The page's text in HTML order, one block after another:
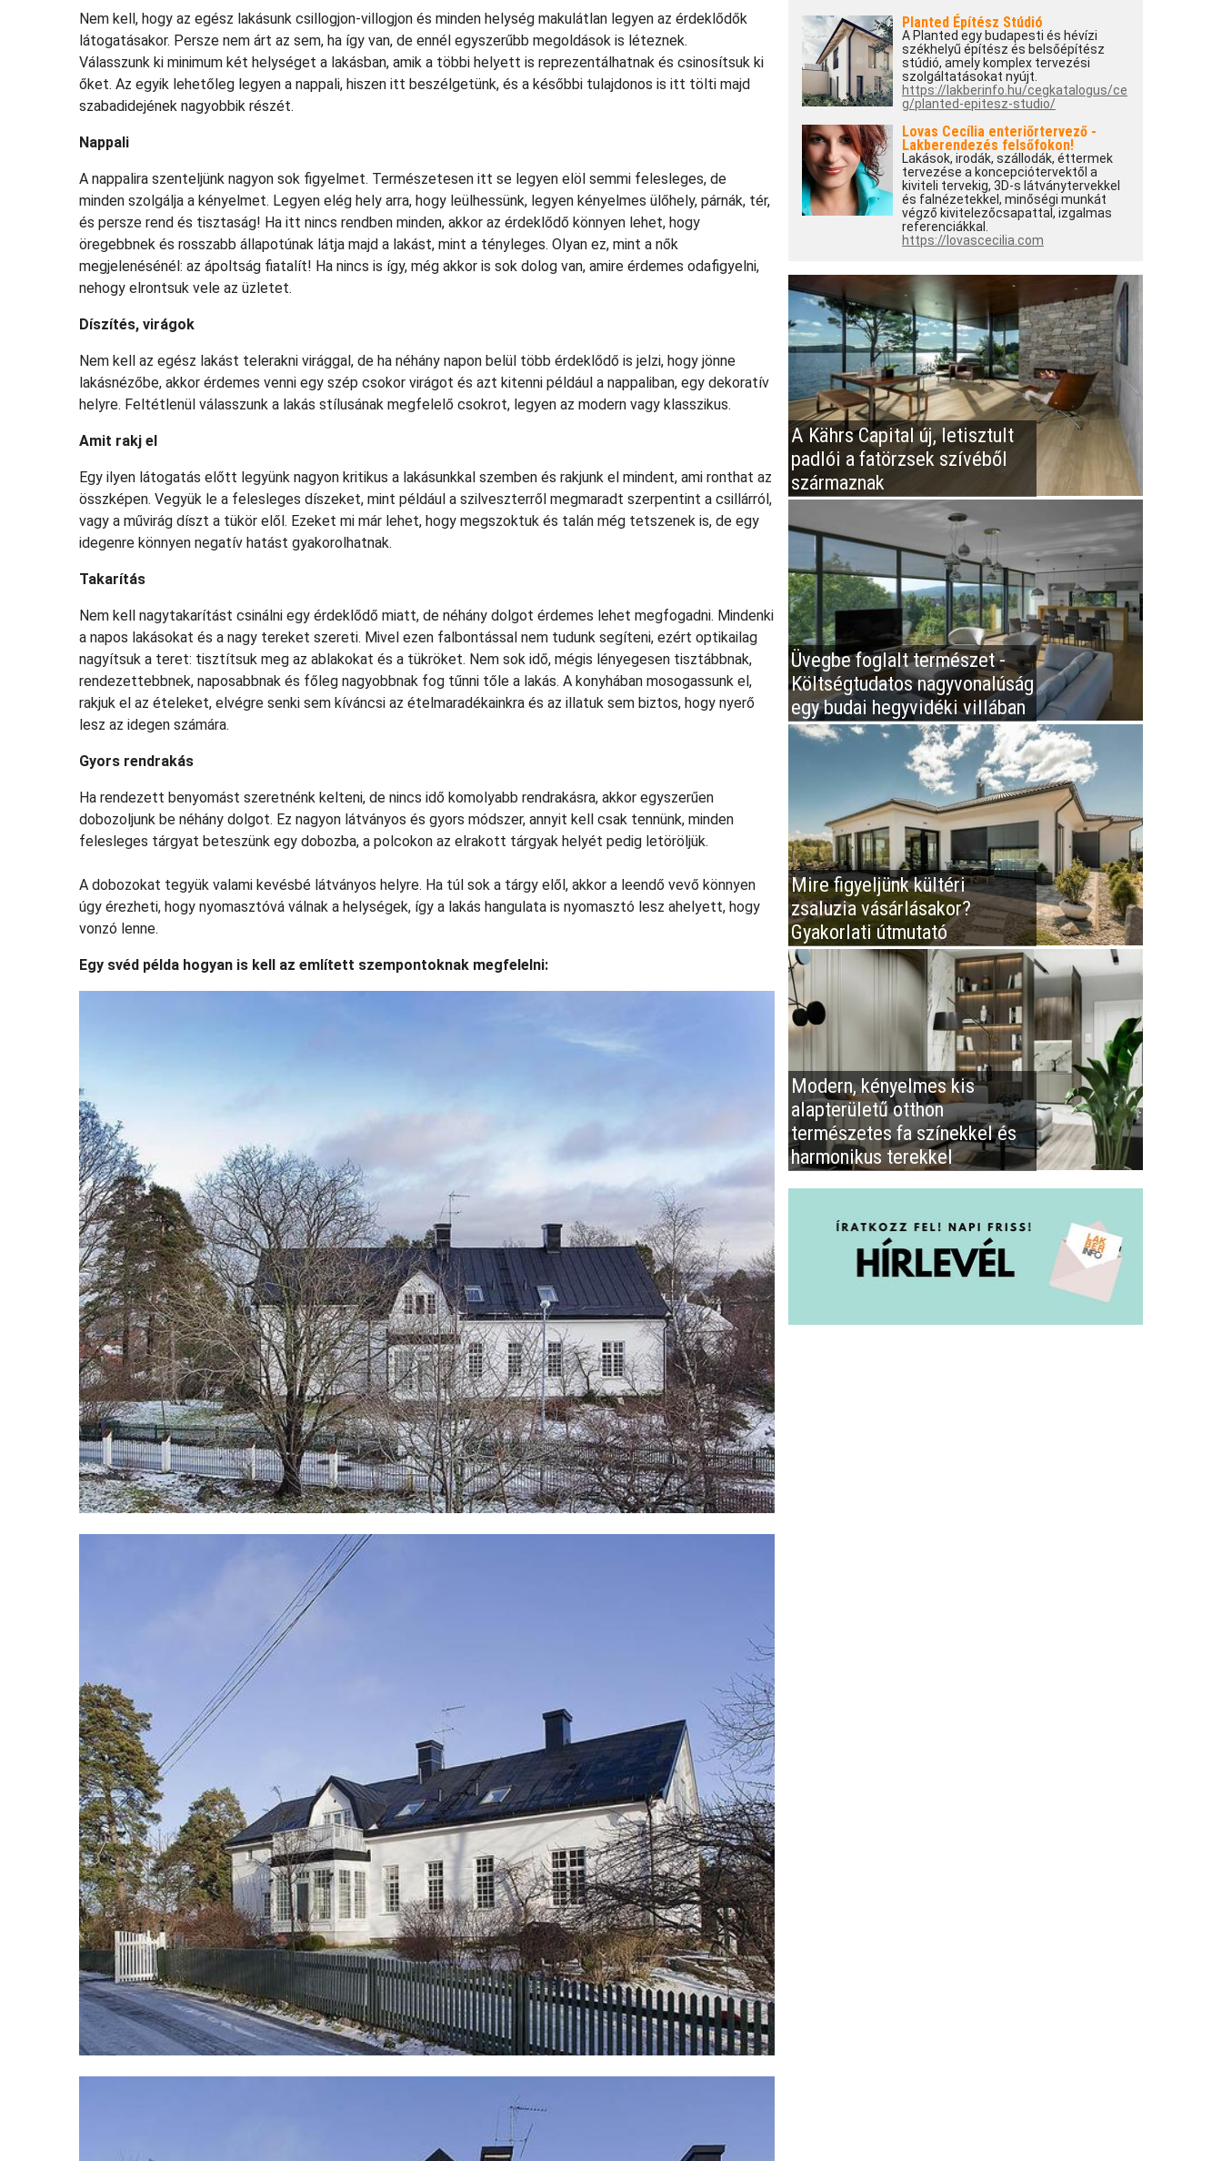
Nem kell, hogy az egész lakásunk csillogjon-villogjon és minden helység makulátlan legyen az érdeklődők
látogatásakor. Persze nem árt az sem, ha így van, de ennél egyszerűbb megoldások is léteznek.
Válasszunk ki minimum két helységet a lakásban, amik a többi helyett is reprezentálhatnak és csinosítsuk ki
őket. Az egyik lehetőleg legyen a nappali, hiszen itt beszélgetünk, és a későbbi tulajdonos is itt tölti majd
szabadidejének nagyobbik részét.
Nappali
A nappalira szenteljünk nagyon sok figyelmet. Természetesen itt se legyen elöl semmi felesleges, de
minden szolgálja a kényelmet. Legyen elég hely arra, hogy leülhessünk, legyen kényelmes ülőhely, párnák, tér,
és persze rend és tisztaság! Ha itt nincs rendben minden, akkor az érdeklődő könnyen lehet, hogy
öregebbnek és rosszabb állapotúnak látja majd a lakást, mint a tényleges. Olyan ez, mint a nők
megjelenésénél: az ápoltság fiatalít! Ha nincs is így, még akkor is sok dolog van, amire érdemes odafigyelni,
nehogy elrontsuk vele az üzletet.
Díszítés, virágok
Nem kell az egész lakást telerakni virággal, de ha néhány napon belül több érdeklődő is jelzi, hogy jönne
lakásnézőbe, akkor érdemes venni egy szép csokor virágot és azt kitenni például a nappaliban, egy dekoratív
helyre. Feltétlenül válasszunk a lakás stílusának megfelelő csokrot, legyen az modern vagy klasszikus.
Amit rakj el
Egy ilyen látogatás előtt legyünk nagyon kritikus a lakásunkkal szemben és rakjunk el mindent, ami ronthat az
összképen. Vegyük le a felesleges díszeket, mint például a szilveszterről megmaradt szerpentint a csillárról,
vagy a művirág díszt a tükör elől. Ezeket mi már lehet, hogy megszoktuk és talán még tetszenek is, de egy
idegenre könnyen negatív hatást gyakorolhatnak.
Takarítás
Nem kell nagytakarítást csinálni egy érdeklődő miatt, de néhány dolgot érdemes lehet megfogadni. Mindenki
a napos lakásokat és a nagy tereket szereti. Mivel ezen falbontással nem tudunk segíteni, ezért optikailag
nagyítsuk a teret: tisztítsuk meg az ablakokat és a tükröket. Nem sok idő, mégis lényegesen tisztábbnak,
rendezettebbnek, naposabbnak és főleg nagyobbnak fog tűnni tőle a lakás. A konyhában mosogassunk el,
rakjuk el az ételeket, elvégre senki sem kíváncsi az ételmaradékainkra és az illatuk sem biztos, hogy nyerő
lesz az idegen számára.
Gyors rendrakás
Ha rendezett benyomást szeretnénk kelteni, de nincs idő komolyabb rendrakásra, akkor egyszerűen
dobozoljunk be néhány dolgot. Ez nagyon látványos és gyors módszer, annyit kell csak tennünk, minden
felesleges tárgyat beteszünk egy dobozba, a polcokon az elrakott tárgyak helyét pedig letöröljük.
A dobozokat tegyük valami kevésbé látványos helyre. Ha túl sok a tárgy elől, akkor a leendő vevő könnyen
úgy érezheti, hogy nyomasztóvá válnak a helységek, így a lakás hangulata is nyomasztó lesz ahelyett, hogy
vonzó lenne.
Egy svéd példa hogyan is kell az említett szempontoknak megfelelni:
Planted Építész Stúdió
A Planted egy budapesti és hévízi
székhelyű építész és belsőépítész
stúdió, amely komplex tervezési
szolgáltatásokat nyújt.
https://lakberinfo.hu/cegkatalogus/ce
g/planted-epitesz-studio/
Lovas Cecília enteriőrtervező -
Lakberendezés felsőfokon!
Lakások, irodák, szállodák, éttermek
tervezése a koncepciótervektől a
kiviteli tervekig, 3D-s látványtervekkel
és falnézetekkel, minőségi munkát
végző kivitelezőcsapattal, izgalmas
referenciákkal.
https://lovascecilia.com
A Kährs Capital új, letisztult
padlói a fatörzsek szívéből
származnak
Üvegbe foglalt természet -
Költségtudatos nagyvonalúság
egy budai hegyvidéki villában
Mire figyeljünk kültéri
zsaluzia vásárlásakor?
Gyakorlati útmutató
Modern, kényelmes kis
alapterületű otthon
természetes fa színekkel és
harmonikus terekkel